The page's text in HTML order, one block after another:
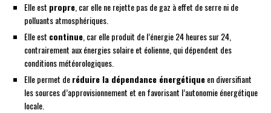
Elle est propre, car elle ne rejette pas de gaz à effet de serre ni de
polluants atmosphériques.
Elle est continue, car elle produit de l’énergie 24 heures sur 24,
contrairement aux énergies solaire et éolienne, qui dépendent des
conditions météorologiques.
Elle permet deréduire la dépendance énergétiqueen diversifiant
les sources d’approvisionnement et en favorisant l’autonomie énergétique
locale.